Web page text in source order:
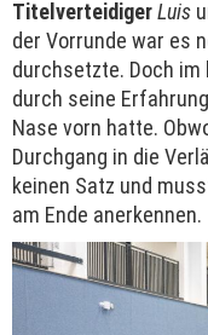
TitelverteidigerLuis
der Vorrunde war es
durchsetzte. Doch
durch seine
Nase vorn hatte.
Durchgang in die
keinen Satz und
am Ende anerkennen.